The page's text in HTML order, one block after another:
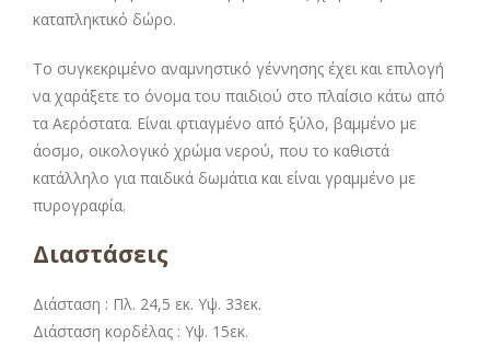
καταπληκτικό δώρο.
Το συγκεκριμένο αναμνηστικό γέννησης έχει και επιλογή
να χαράξετε το όνομα του παιδιού στο πλαίσιο κάτω από
τα Αερόστατα. Είναι φτιαγμένο από ξύλο, βαμμένο με
άοσμο, οικολογικό χρώμα νερού, που το καθιστά
κατάλληλο για παιδικά δωμάτια και είναι γραμμένο με
πυρογραφία.
Διαστάσεις
Διάσταση : Πλ. 24,5 εκ. Υψ. 33εκ.
Διάσταση κορδέλας : Υψ. 15εκ.